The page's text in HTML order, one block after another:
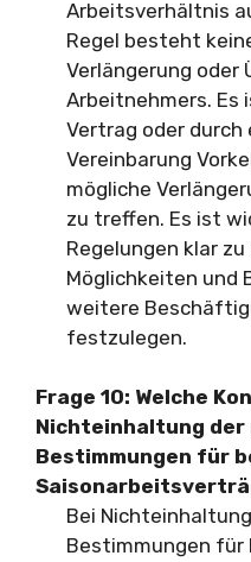
Arbeitsverhältnis
Regel besteht
Verlängerung oder
Arbeitnehmers. Es
Vertrag oder durch
Vereinbarung
mögliche
zu treffen. Es ist
Regelungen klar
Möglichkeiten und
weitere
festzulegen.
Frage 10: Welche
Nichteinhaltung
Bestimmungen für
Bei
Bestimmungen